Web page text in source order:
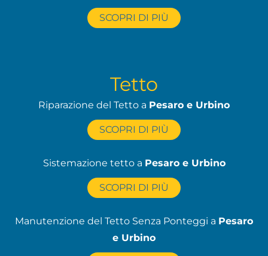
SCOPRI DI PIÙ
Tetto
Riparazione del Tetto a Pesaro e Urbino
SCOPRI DI PIÙ
Sistemazione tetto a Pesaro e Urbino
SCOPRI DI PIÙ
Manutenzione del Tetto Senza Ponteggi a Pesaro
e Urbino